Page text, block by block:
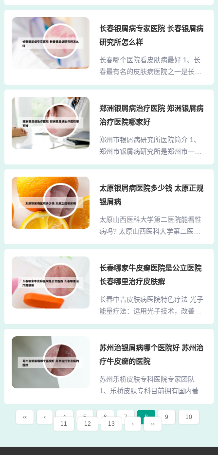
性细胞因子表达，最终抑制炎症反
的口服靶向小分子药物。3、阿普米
司特片生物等效性研究分析如下：
E4抑制剂，具有低溶低渗的特性。
这一...
赖，但在选择就诊时，也应根据个
排。无论是选择普通门诊还是专家
门诊，都需要做好充分的准备，以
最有名的皮肤科医院之一是上海武
警总队医院。以下是关于该医院的
简要介绍：专业性强：上海武警总
的专业性，特别是在白癜风的治疗
上积累了丰富的经验。治疗效果显
疗皮肤病方面效果非常好，例如白
癜风等疾病可以得到有效的治
疗。...
长春银屑病专家医院 长春银屑病
研究所怎么样
长春哪个医院看皮肤病最好 1、长
春最有名的皮肤病医院之一是长春
华山皮肤病医学研究院。以下是对
春华山皮肤病医学研究院在皮肤病
治疗领域具有较高的知名度和专业
医疗团队。2、长春市治疗皮肤病较
为专业的医院是长春华山医院。以
下是具体的原因：专业水平高：长
方面具有较高的专业水平，拥有经
验丰富的医生和先进的医疗设备。
方面积累了丰富的经验，能够针对
不同种类的皮肤病制定有效的...
郑洲银屑病治疗医院 郑洲银屑病
治疗医院哪家好
郑州市银屑病研究所医院简介 1、
郑州市银屑病研究所是郑州市一家
专注于牛皮癣研究与治疗的知名机
批准与地位：该研究所由国家卫生
部门正式批准成立，是中原地区乃
重要机构。2、位于郑州市金水区南
阳路227号，交通便利，方便患者前
来就诊。综上所述，郑州的‘银屑
是因为其在专业性、技术设备、专
家团队、服务质量和地理位置等方
构成了该研究所的良好口碑和广泛
认可。3、郑州银屑病...
太原银屑病医院多少钱 太原正规
银屑病
太原山西医科大学第二医院能看性
病吗? 太原山西医科大学第二医院
的皮肤科，特别是皮肤性病科，成
旨，通过持续发展学科建设和人才
队伍建设，形成了鲜明的专科特
协调发展，取得了显著成就，赢得
了广泛患者的认可。总之，山西医
科大学第二医院不仅在地理位置上
完善的医疗设施和服务体系，为患
者提供了便捷、高效、优质的医疗
疗，患者都能在这里得到满意的服
务。山西省第二人民医院，起...
长春哪家牛皮癣医院是公立医院
长春哪里治疗皮肤癣
长春中吉皮肤病医院特色疗法 光子
能量疗法：运用光子技术，改善皮
肤微循环，加速皮损修复。中药汽
到内外兼治的效果。中药净肤疗
法：利用中药成分清洁皮肤，减少
过微波技术促进皮肤组织修复，加
速康复进程。基因免疫疗法：调节
患者免疫系统，减少皮肤病复发几
率。长春中吉皮肤病医院独创的“净
肤疗法”为牛皮癣患者带来了福音。
苏州治银屑病哪个医院好 苏州治
疗牛皮癣的医院
苏州乐桥皮肤专科医院专家团队
1、乐桥皮肤专科目前拥有国内著名
皮肤病专家8名，其中享受国务院特
殊津贴的专家2名，同时主任医师、
教授、博士生导师6名。2、专家团
家，包括享受国务院特殊津贴的专
‹‹ ‹ 4 5 6 7 8 9
10
11
12 13 › ››